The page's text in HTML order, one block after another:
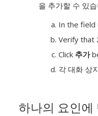
을 추가할 수 있
In the field
Verify that
Click 추가
각 대화 상
하나의 요인에